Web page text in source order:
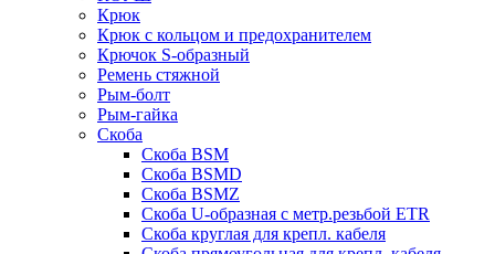
Крюк
Крюк с кольцом и предохранителем
Крючок S-образный
Ремень стяжной
Рым-болт
Рым-гайка
Скоба
Скоба BSM
Скоба BSMD
Скоба BSMZ
Скоба U-образная с метр.резьбой ETR
Скоба круглая для крепл. кабеля